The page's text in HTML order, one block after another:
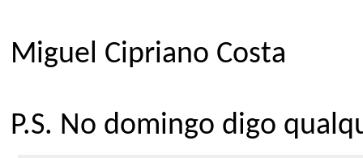
Miguel Cipriano Costa
P.S. No domingo digo